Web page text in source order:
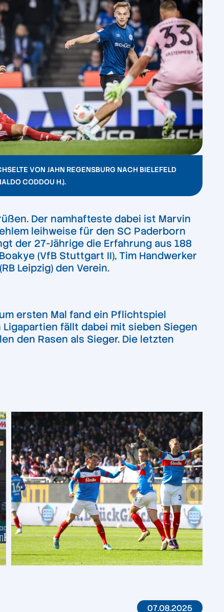
VON JAHN REGENSBURG NACH BIELEFELD
CODDOU H.).
Der namhafteste dabei ist Marvin
leihweise für den SC Paderborn
der 27-Jährige die Erfahrung aus 188
(VfB Stuttgart II), Tim Handwerker
Leipzig) den Verein.
ersten Mal fand ein Pflichtspiel
Ligapartien fällt dabei mit sieben Siegen
den Rasen als Sieger. Die letzten
07.08.2025